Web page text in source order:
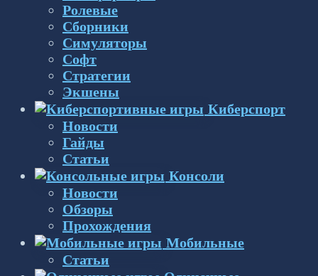
Ролевые
Сборники
Симуляторы
Софт
Стратегии
Экшены
Киберспорт
Новости
Гайды
Статьи
Консоли
Новости
Обзоры
Прохождения
Мобильные
Статьи